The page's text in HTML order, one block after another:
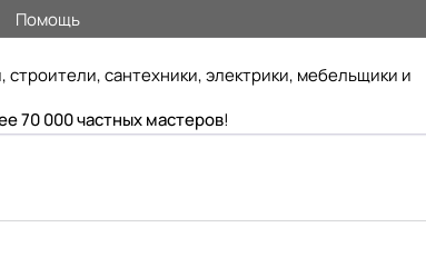
Помощь
строители, сантехники, электрики, мебельщики и
70 000 частных мастеров!